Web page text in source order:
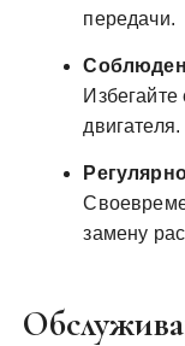
передачи.
двигателя.
замену